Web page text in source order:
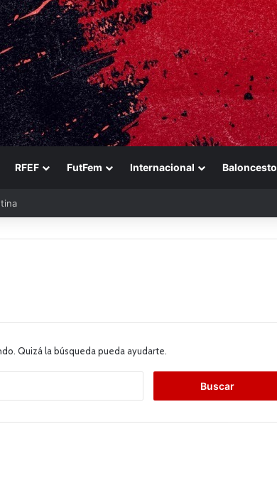
RFEF FutFem Internacional Baloncesto
Quizá la búsqueda pueda ayudarte.
c